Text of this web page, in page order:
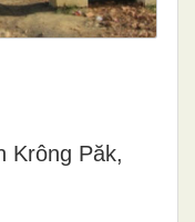
Krông Păk,